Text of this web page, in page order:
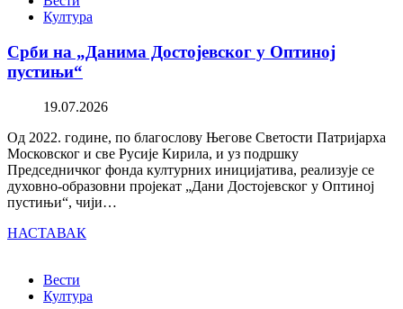
Култура
Срби на „Данима Достојевског у Оптиној
пустињи“
19.07.2026
Од 2022. године, по благослову Његове Светости Патријарха
Московског и све Русије Кирила, и уз подршку
Председничког фонда културних иницијатива, реализује се
духовно-образовни пројекат „Дани Достојевског у Оптиној
пустињи“, чији…
НАСТАВАК
Вести
Култура